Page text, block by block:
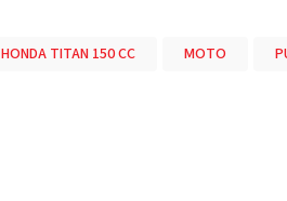
HONDA TITAN 150 CC MOTO